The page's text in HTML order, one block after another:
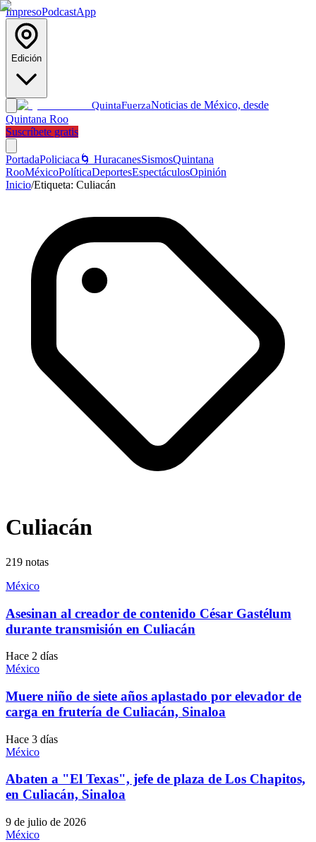
ImpresoPodcastApp
Edición
QuintaFuerzaNoticias de México, desde
Quintana Roo
Suscríbete gratis
PortadaPoliciaca 🌀 HuracanesSismosQuintana
RooMéxicoPolíticaDeportesEspectáculosOpinión
Inicio/Etiqueta: Culiacán
Culiacán
219 notas
México
Asesinan al creador de contenido César Gastélum
durante transmisión en Culiacán
Hace 2 días
México
Muere niño de siete años aplastado por elevador de
carga en frutería de Culiacán, Sinaloa
Hace 3 días
México
Abaten a "El Texas", jefe de plaza de Los Chapitos,
en Culiacán, Sinaloa
9 de julio de 2026
México